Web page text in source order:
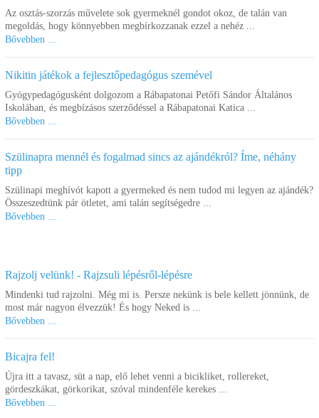
Az osztás-szorzás művelete sok gyermeknél gondot okoz, de talán van
megoldás, hogy könnyebben megbírkozzanak ezzel a nehéz ...
Bővebben ...
Nikitin játékok a fejlesztőpedagógus szemével
Gyógypedagógusként dolgozom a Rábapatonai Petőfi Sándor Általános
Iskolában, és megbízásos szerződéssel a Rábapatonai Katica ...
Bővebben ...
Szülinapra mennél és fogalmad sincs az ajándékról? Íme, néhány
tipp
Szülinapi meghívót kapott a gyermeked és nem tudod mi legyen az ajándék?
Összeszedtünk pár ötletet, ami talán segítségedre ...
Bővebben ...
Rajzolj velünk! - Rajzsuli lépésről-lépésre
Mindenki tud rajzolni. Még mi is. Persze nekünk is bele kellett jönnünk, de
most már nagyon élvezzük! És hogy Neked is ...
Bővebben ...
Bicajra fel!
Újra itt a tavasz, süt a nap, elő lehet venni a bicikliket, rollereket,
gördeszkákat, görkorikat, szóval mindenféle kerekes ...
Bővebben ...